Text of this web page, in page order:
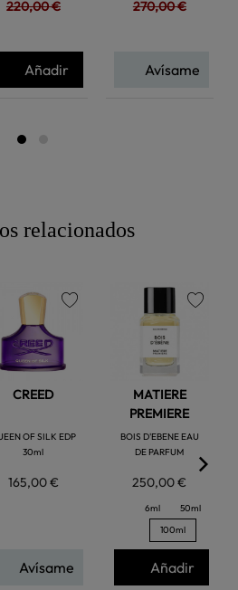
220,00 €
Añadir
270,00 €
Avísame
relacionados
CREED
OF SILK EDP
30ml
165,00 €
Avísame
MATIERE
PREMIERE
BOIS D'EBENE EAU
DE PARFUM
250,00 €
6ml
50ml
100ml
Añadir